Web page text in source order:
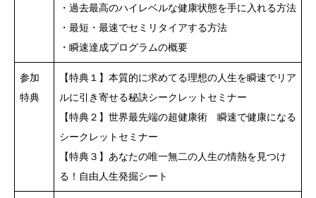
・過去最高のハイレベルな健康状態を手に入れる方法
・最短・最速でセミリタイアする方法
・瞬速達成プログラムの概要
参加
特典
【特典１】本質的に求めてる理想の人生を瞬速でリア
ルに引き寄せる秘訣シークレットセミナー
【特典２】世界最先端の超健康術 瞬速で健康になる
シークレットセミナー
【特典３】あなたの唯一無二の人生の情熱を見つけ
る！自由人生発掘シート